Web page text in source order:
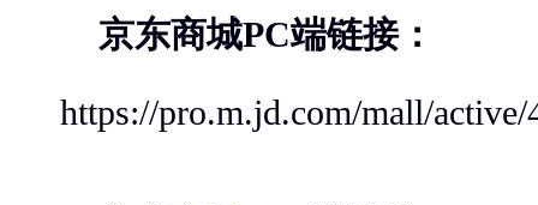
京东商城PC端链接：
https://pro.m.jd.com/mall/